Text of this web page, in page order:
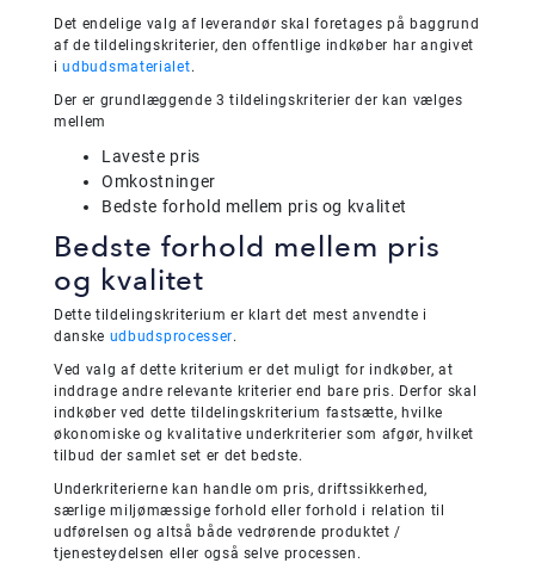
Det endelige valg af leverandør skal foretages på baggrund
af de tildelingskriterier, den offentlige indkøber har angivet
iudbudsmaterialet.
Der er grundlæggende 3 tildelingskriterier der kan vælges
mellem
Laveste pris
Omkostninger
Bedste forhold mellem pris og kvalitet
Bedste forhold mellem pris
og kvalitet
Dette tildelingskriterium er klart det mest anvendte i
danske udbudsprocesser.
Ved valg af dette kriterium er det muligt for indkøber, at
inddrage andre relevante kriterier end bare pris. Derfor skal
indkøber ved dette tildelingskriterium fastsætte, hvilke
økonomiske og kvalitative underkriterier som afgør, hvilket
tilbud der samlet set er det bedste.
Underkriterierne kan handle om pris, driftssikkerhed,
særlige miljømæssige forhold eller forhold i relation til
udførelsen og altså både vedrørende produktet /
tjenesteydelsen eller også selve processen.